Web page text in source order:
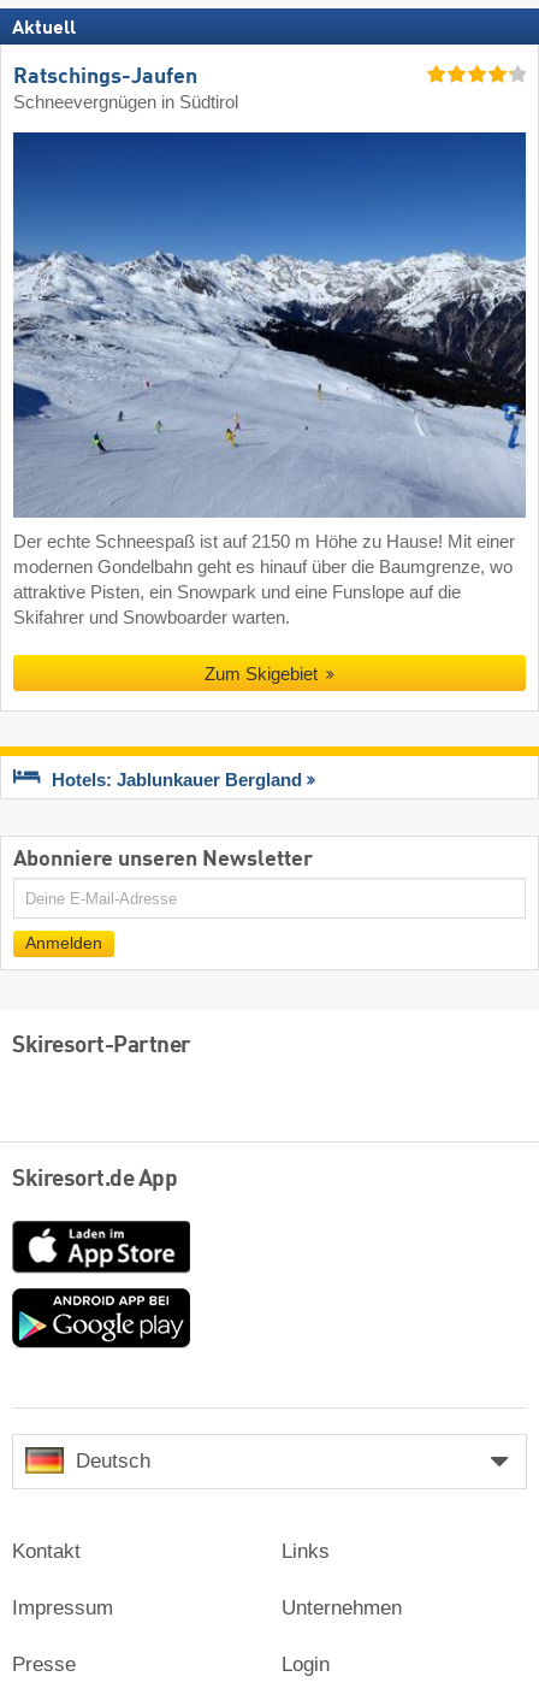
Aktuell
Ratschings-Jaufen
Schneevergnügen in Südtirol
Der echte Schneespaß ist auf 2150 m Höhe zu Hause! Mit einer
modernen Gondelbahn geht es hinauf über die Baumgrenze, wo
attraktive Pisten, ein Snowpark und eine Funslope auf die
Skifahrer und Snowboarder warten.
Zum Skigebiet
Hotels: Jablunkauer Bergland
Abonniere unseren Newsletter
E-
Mail
Anmelden
Skiresort-Partner
Skiresort.de App
App
Store
Google
Deutsch
Kontakt
Impressum
Presse
Links
Unternehmen
Login